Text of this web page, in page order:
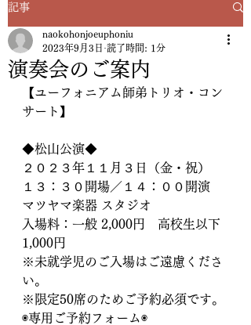
記事
演奏会のご案内
naokohonjoeuphoniu
2023年9月3日 読了時間: 1分
【ユーフォニアム師弟トリオ・コン
サート】
◆松山公演◆
２０２３年１１月３日（金・祝）
１３：３０開場／１４：００開演
マツヤマ楽器 スタジオ
入場料：一般 2,000円　高校生以下
1,000円
※未就学児のご入場はご遠慮くださ
い。
※限定50席のためご予約必須です。
◉専用ご予約フォーム◉